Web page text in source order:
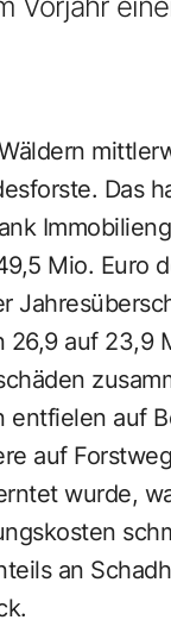
Das
Mio. Euro
auf 23,9
entfielen auf
auf
wurde,
an